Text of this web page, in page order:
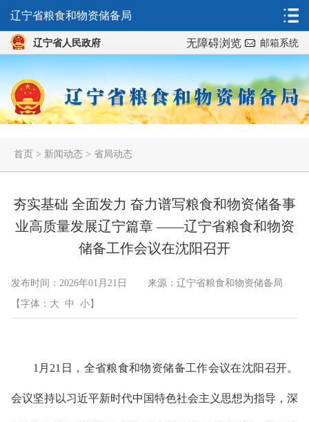
辽宁省人民政府 邮箱系统
无障碍浏览
辽宁省粮食和物资储备局
首页 > 新闻动态 > 省局动态
夯实基础 全面发力 奋力谱写粮食和物资储备事
业高质量发展辽宁篇章 ——辽宁省粮食和物资
储备工作会议在沈阳召开
发布时间：2026年01月21日
来源：辽宁省粮食和物资储备局
【字体： 大 中 小】
1 月 21 日，全省粮食和物资储备工作会议在沈阳 召开。
会议坚持以习近平新时代中国特色社会主义思想为指导，深